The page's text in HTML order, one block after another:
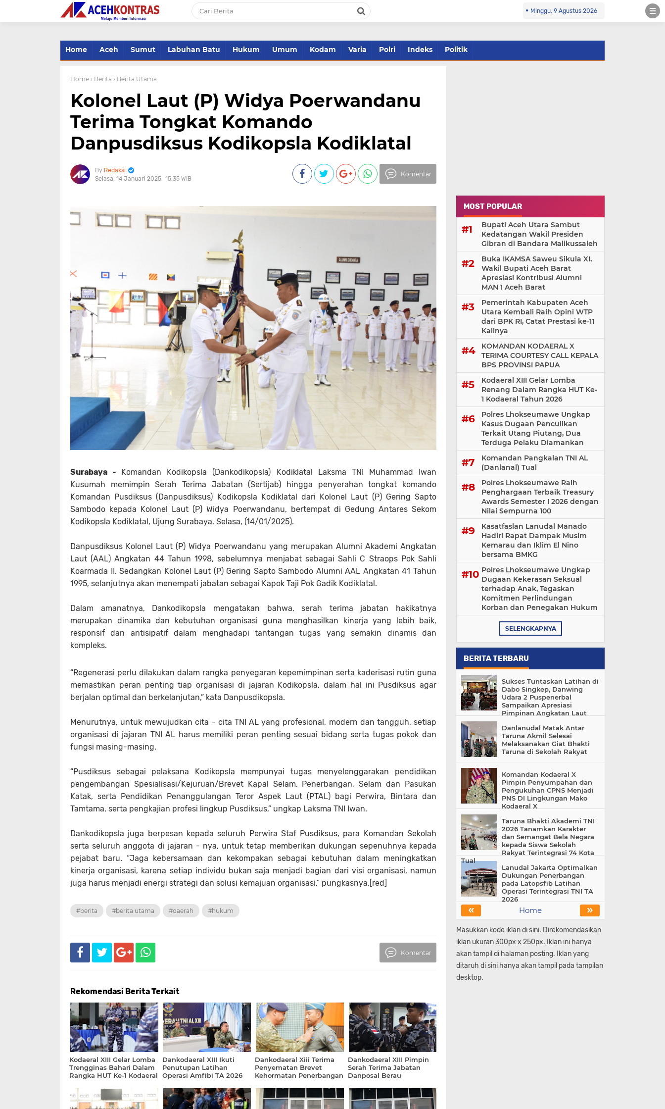
Minggu, 9 Agustus 2026
Home Aceh Sumut Labuhan Batu Hukum Umum Kodam Varia Polri Indeks Politik
Home › Berita › Berita Utama
Kolonel Laut (P) Widya Poerwandanu
Terima Tongkat Komando
Danpusdiksus Kodikopsla Kodiklatal
Redaksi
Selasa, 14 Januari 2025 15.35 WIB
Komentar
Surabaya - Komandan Kodikopsla (Dankodikopsla) Kodiklatal Laksma TNI Muhammad Iwan
Kusumah memimpin Serah Terima Jabatan (Sertijab) hingga penyerahan tongkat komando
Komandan Pusdiksus (Danpusdiksus) Kodikopsla Kodiklatal dari Kolonel Laut (P) Gering Sapto
Sambodo kepada Kolonel Laut (P) Widya Poerwandanu, bertempat di Gedung Antares Sekom
Kodikopsla Kodiklatal, Ujung Surabaya, Selasa, (14/01/2025).
Danpusdiksus Kolonel Laut (P) Widya Poerwandanu yang merupakan Alumni Akademi Angkatan
Laut (AAL) Angkatan 44 Tahun 1998, sebelumnya menjabat sebagai Sahli C Straops Pok Sahli
Koarmada II. Sedangkan Kolonel Laut (P) Gering Sapto Sambodo Alumni AAL Angkatan 41 Tahun
1995, selanjutnya akan menempati jabatan sebagai Kapok Taji Pok Gadik Kodiklatal.
Dalam amanatnya, Dankodikopsla mengatakan bahwa, serah terima jabatan hakikatnya
merupakan dinamika dan kebutuhan organisasi guna menghasilkan kinerja yang lebih baik,
responsif dan antisipatif dalam menghadapi tantangan tugas yang semakin dinamis dan
kompleks.
“Regenerasi perlu dilakukan dalam rangka penyegaran kepemimpinan serta kaderisasi rutin guna
memastikan peran penting tiap organisasi di jajaran Kodikopsla, dalam hal ini Pusdiksus agar
berjalan optimal dan berkelanjutan,” kata Danpusdikopsla.
Menurutnya, untuk mewujudkan cita - cita TNI AL yang profesional, modern dan tangguh, setiap
organisasi di jajaran TNI AL harus memiliki peran penting sesuai bidang serta tugas pokok dan
fungsi masing-masing.
“Pusdiksus sebagai pelaksana Kodikopsla mempunyai tugas menyelenggarakan pendidikan
pengembangan Spesialisasi/Kejuruan/Brevet Kapal Selam, Penerbangan, Selam dan Pasukan
Katak, serta Pendidikan Penanggulangan Teror Aspek Laut (PTAL) bagi Perwira, Bintara dan
Tamtama, serta pengkajian profesi lingkup Pusdiksus,” ungkap Laksma TNI Iwan.
Dankodikopsla juga berpesan kepada seluruh Perwira Staf Pusdiksus, para Komandan Sekolah
serta seluruh anggota di jajaran - nya, untuk tetap memberikan dukungan sepenuhnya kepada
pejabat baru. “Jaga kebersamaan dan kekompakan sebagai kebutuhan dalam meningkatkan
kinerja organisasi, karena setiap individu bukan saja menjadi bagian dari visi organisasi, namun
juga harus menjadi energi strategi dan solusi kemajuan organisasi,” pungkasnya.[red]
#berita #berita utama #daerah #hukum
Komentar
Rekomendasi Berita Terkait
Kodaeral XIII Gelar Lomba
Trengginas Bahari Dalam
Rangka HUT Ke-1 Kodaeral
Dankodaeral XIII Ikuti
Penutupan Latihan
Operasi Amfibi TA 2026
Dankodaeral Xiii Terima
Penyematan Brevet
Kehormatan Penerbangan
Dankodaeral XIII Pimpin
Serah Terima Jabatan
Danposal Berau
MOST POPULAR
Bupati Aceh Utara Sambut
Kedatangan Wakil Presiden
Gibran di Bandara Malikussaleh
Buka IKAMSA Saweu Sikula XI,
Wakil Bupati Aceh Barat
Apresiasi Kontribusi Alumni
MAN 1 Aceh Barat
Pemerintah Kabupaten Aceh
Utara Kembali Raih Opini WTP
dari BPK RI, Catat Prestasi ke-11
Kalinya
KOMANDAN KODAERAL X
TERIMA COURTESY CALL KEPALA
BPS PROVINSI PAPUA
Kodaeral XIII Gelar Lomba
Renang Dalam Rangka HUT Ke-
1 Kodaeral Tahun 2026
Polres Lhokseumawe Ungkap
Kasus Dugaan Penculikan
Terkait Utang Piutang, Dua
Terduga Pelaku Diamankan
Komandan Pangkalan TNI AL
(Danlanal) Tual
Polres Lhokseumawe Raih
Penghargaan Terbaik Treasury
Awards Semester I 2026 dengan
Nilai Sempurna 100
Kasatfaslan Lanudal Manado
Hadiri Rapat Dampak Musim
Kemarau dan Iklim El Nino
bersama BMKG
Polres Lhokseumawe Ungkap
Dugaan Kekerasan Seksual
terhadap Anak, Tegaskan
Komitmen Perlindungan
Korban dan Penegakan Hukum
SELENGKAPNYA
BERITA TERBARU
Sukses Tuntaskan Latihan di
Dabo Singkep, Danwing
Udara 2 Puspenerbal
Sampaikan Apresiasi
Pimpinan Angkatan Laut
Danlanudal Matak Antar
Taruna Akmil Selesai
Melaksanakan Giat Bhakti
Taruna di Sekolah Rakyat
Komandan Kodaeral X
Pimpin Penyumpahan dan
Pengukuhan CPNS Menjadi
PNS DI Lingkungan Mako
Kodaeral X
Taruna Bhakti Akademi TNI
2026 Tanamkan Karakter
dan Semangat Bela Negara
kepada Siswa Sekolah
Rakyat Terintegrasi 74 Kota
Tual
Lanudal Jakarta Optimalkan
Dukungan Penerbangan
pada Latopsfib Latihan
Operasi Terintegrasi TNI TA
2026
« »
Home
Masukkan kode iklan di sini. Direkomendasikan
iklan ukuran 300px x 250px. Iklan ini hanya
akan tampil di halaman posting. Iklan yang
ditaruh di sini hanya akan tampil pada tampilan
desktop.